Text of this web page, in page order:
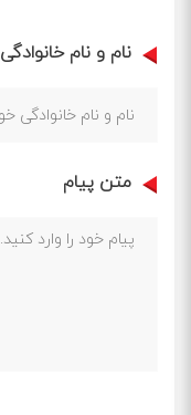
نام و نام خانوادگی
متن پیام